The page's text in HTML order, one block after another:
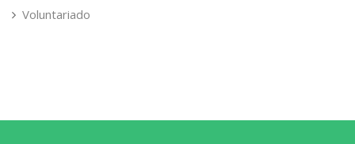
Voluntariado